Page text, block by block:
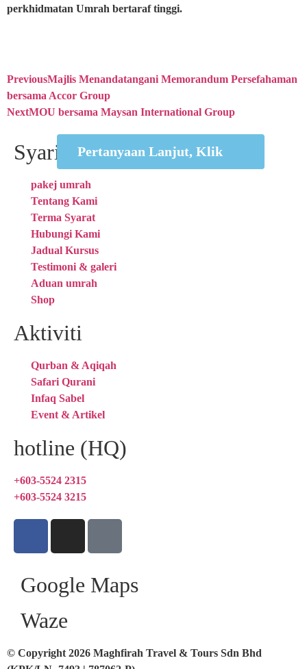
perkhidmatan Umrah bertaraf tinggi.
PreviousMajlis Menandatangani Memorandum Persefahaman
bersama Accor Group
NextMOU bersama Maysan International Group
Pertanyaan Lanjut, Klik
Syarikat
pakej umrah
Tentang Kami
Terma Syarat
Hubungi Kami
Jadual Kursus
Testimoni & galeri
Aduan umrah
Shop
Aktiviti
Qurban & Aqiqah
Safari Qurani
Infaq Sabel
Event & Artikel
hotline (HQ)
+603-5524 2315
+603-5524 3215
Google Maps
Waze
© Copyright 2026 Maghfirah Travel & Tours Sdn Bhd